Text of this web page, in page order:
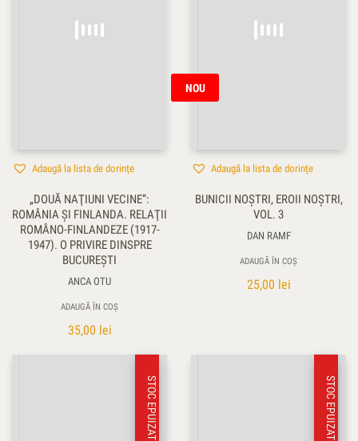
Adaugă la lista de dorințe
„DOUĂ NAŢIUNI VECINE”:
ROMÂNIA ŞI FINLANDA. RELAŢII
ROMÂNO-FINLANDEZE (1917-
1947). O PRIVIRE DINSPRE
BUCUREŞTI
ANCA OTU
ADAUGĂ ÎN COȘ
35,00 lei
NOU
Adaugă la lista de dorințe
BUNICII NOȘTRI, EROII NOȘTRI,
VOL. 3
DAN RAMF
ADAUGĂ ÎN COȘ
25,00 lei
STOC EPUIZAT STOC EPUIZAT